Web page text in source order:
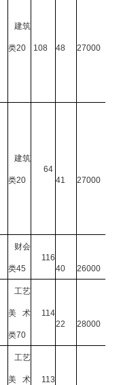
建筑
类20 108 48 27000
建筑
类20
64
41
27000
财会
类45
116
40
26000
工艺
美术
类70
114
22
28000
工艺
美术 113